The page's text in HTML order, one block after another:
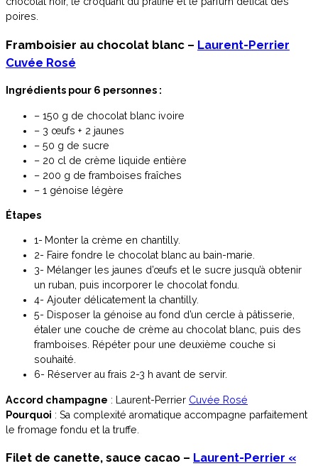
poires.
Framboisier au chocolat blanc – Laurent-Perrier
Cuvée Rosé
Ingrédients pour 6 personnes :
– 150 g de chocolat blanc ivoire
– 3 œufs + 2 jaunes
– 50 g de sucre
– 20 cl de crème liquide entière
– 200 g de framboises fraîches
– 1 génoise légère
Étapes
1- Monter la crème en chantilly.
2- Faire fondre le chocolat blanc au bain-marie.
3- Mélanger les jaunes d’œufs et le sucre jusqu’à obtenir
un ruban, puis incorporer le chocolat fondu.
4- Ajouter délicatement la chantilly.
5- Disposer la génoise au fond d’un cercle à pâtisserie,
étaler une couche de crème au chocolat blanc, puis des
framboises. Répéter pour une deuxième couche si
souhaité.
6- Réserver au frais 2-3 h avant de servir.
Accord champagne : Laurent-Perrier Cuvée Rosé
Pourquoi : Sa complexité aromatique accompagne parfaitement
le fromage fondu et la truffe.
Filet de canette, sauce cacao – Laurent-Perrier «